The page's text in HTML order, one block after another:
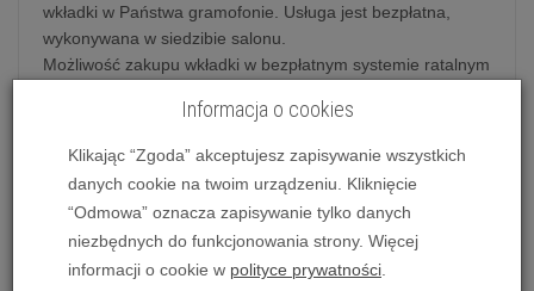
wkładki w Państwa gramofonie. Usługa jest bezpłatna,
wykonywana w siedzibie salonu.
Możliwość zakupu wkładki w bezpłatnym systemie ratalnym
Wkładka gramofonowa Audio-Technica AT-OC9XSL
Audio-Technica od ponad 50 lat wyznacza kierunki
rozwoju w branży audio. Obecnie Audio-Technica
Informacja o cookies
Klikając “Zgoda” akceptujesz zapisywanie wszystkich
danych cookie na twoim urządzeniu. Kliknięcie
“Odmowa” oznacza zapisywanie tylko danych
niezbędnych do funkcjonowania strony. Więcej
informacji o cookie w polityce prywatności